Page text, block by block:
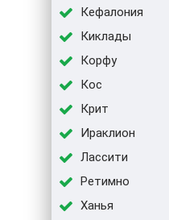
Кефалония
Киклады
Корфу
Кос
Крит
Ираклион
Лассити
Ретимно
Ханья